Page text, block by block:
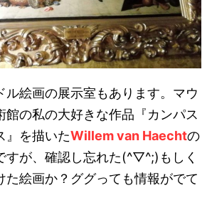
ル絵画の展示室もあります。マウ
館の私の大好きな作品『カンパス
』を描いたWillem van Haechtの
すが、確認し忘れた(^▽^;)もしく
た絵画か？ググっても情報がでて